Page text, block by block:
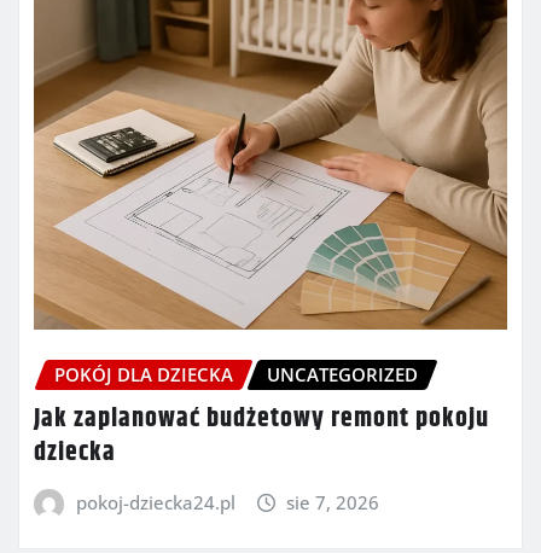
POKÓJ DLA DZIECKA UNCATEGORIZED
Jak zaplanować budżetowy remont pokoju
dziecka
pokoj-dziecka24.pl sie 7, 2026